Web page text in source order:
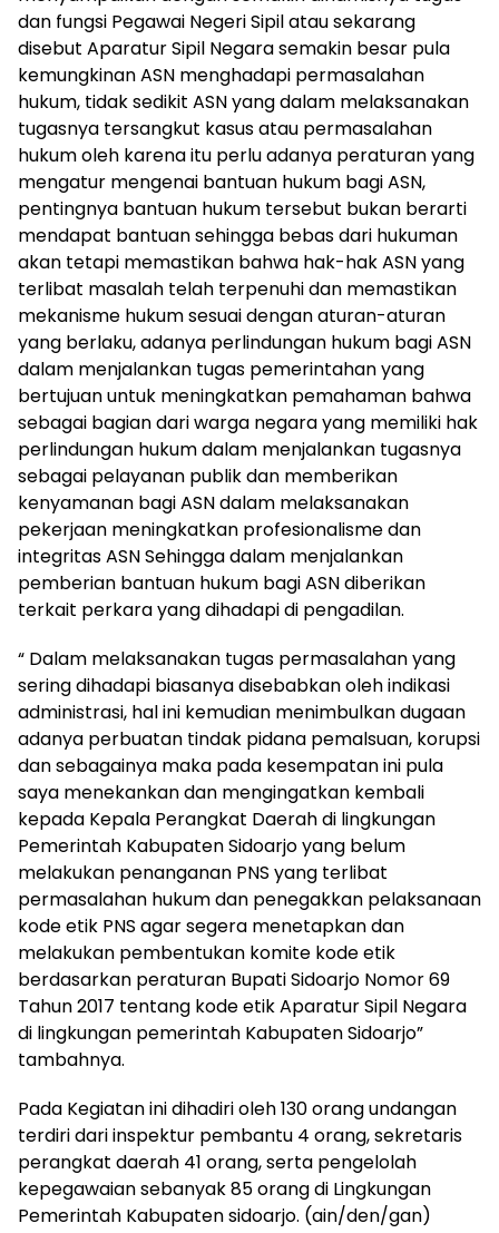
dan fungsi Pegawai Negeri Sipil atau sekarang
disebut Aparatur Sipil Negara semakin besar pula
kemungkinan ASN menghadapi permasalahan
hukum, tidak sedikit ASN yang dalam melaksanakan
tugasnya tersangkut kasus atau permasalahan
hukum oleh karena itu perlu adanya peraturan yang
mengatur mengenai bantuan hukum bagi ASN,
pentingnya bantuan hukum tersebut bukan berarti
mendapat bantuan sehingga bebas dari hukuman
akan tetapi memastikan bahwa hak-hak ASN yang
terlibat masalah telah terpenuhi dan memastikan
mekanisme hukum sesuai dengan aturan-aturan
yang berlaku, adanya perlindungan hukum bagi ASN
dalam menjalankan tugas pemerintahan yang
bertujuan untuk meningkatkan pemahaman bahwa
sebagai bagian dari warga negara yang memiliki hak
perlindungan hukum dalam menjalankan tugasnya
sebagai pelayanan publik dan memberikan
kenyamanan bagi ASN dalam melaksanakan
pekerjaan meningkatkan profesionalisme dan
integritas ASN Sehingga dalam menjalankan
pemberian bantuan hukum bagi ASN diberikan
terkait perkara yang dihadapi di pengadilan.
“ Dalam melaksanakan tugas permasalahan yang
sering dihadapi biasanya disebabkan oleh indikasi
administrasi, hal ini kemudian menimbulkan dugaan
adanya perbuatan tindak pidana pemalsuan, korupsi
dan sebagainya maka pada kesempatan ini pula
saya menekankan dan mengingatkan kembali
kepada Kepala Perangkat Daerah di lingkungan
Pemerintah Kabupaten Sidoarjo yang belum
melakukan penanganan PNS yang terlibat
permasalahan hukum dan penegakkan pelaksanaan
kode etik PNS agar segera menetapkan dan
melakukan pembentukan komite kode etik
berdasarkan peraturan Bupati Sidoarjo Nomor 69
Tahun 2017 tentang kode etik Aparatur Sipil Negara
di lingkungan pemerintah Kabupaten Sidoarjo”
tambahnya.
Pada Kegiatan ini dihadiri oleh 130 orang undangan
terdiri dari inspektur pembantu 4 orang, sekretaris
perangkat daerah 41 orang, serta pengelolah
kepegawaian sebanyak 85 orang di Lingkungan
Pemerintah Kabupaten sidoarjo. (ain/den/gan)